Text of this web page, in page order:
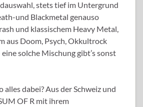
stets tief im Untergrund
und Blackmetal genauso
und klassischem Heavy Metal,
aus Doom, Psych, Okkultrock
solche Mischung gibt’s sonst
alles dabei? Aus der Schweiz und
OF R mit ihrem